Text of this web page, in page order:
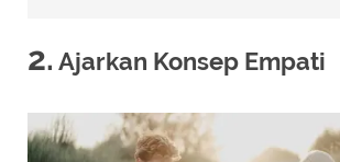
2. Ajarkan Konsep Empati